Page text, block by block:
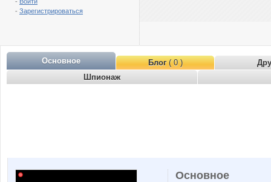
- Зарегистрироваться
Основное Блог( 0 )
Шпионаж
Основное